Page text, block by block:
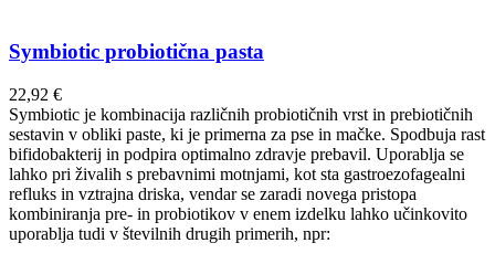
Symbiotic probiotična pasta
22,92 €
Symbiotic je kombinacija različnih probiotičnih vrst in prebiotičnih
sestavin v obliki paste, ki je primerna za pse in mačke. Spodbuja rast
bifidobakterij in podpira optimalno zdravje prebavil. Uporablja se
lahko pri živalih s prebavnimi motnjami, kot sta gastroezofagealni
refluks in vztrajna driska, vendar se zaradi novega pristopa
kombiniranja pre- in probiotikov v enem izdelku lahko učinkovito
uporablja tudi v številnih drugih primerih, npr: